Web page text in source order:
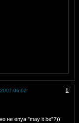
8
2007-06-02
не enya "may it be"?))